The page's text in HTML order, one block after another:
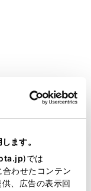
ます。
)では
わせたコンテン
、広告の表示回